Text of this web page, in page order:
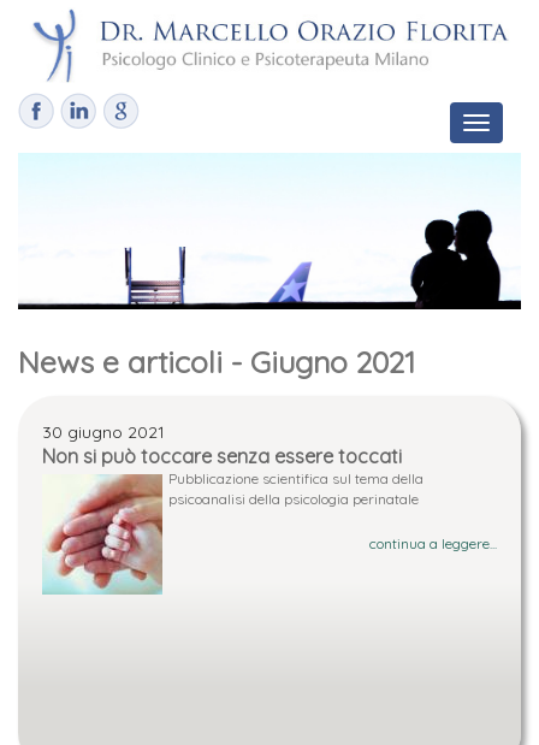
Toggle
News e articoli - Giugno 2021
30 giugno 2021
Non si può toccare senza essere toccati
Pubblicazione scientifica sul tema della
psicoanalisi della psicologia perinatale
continua a leggere...